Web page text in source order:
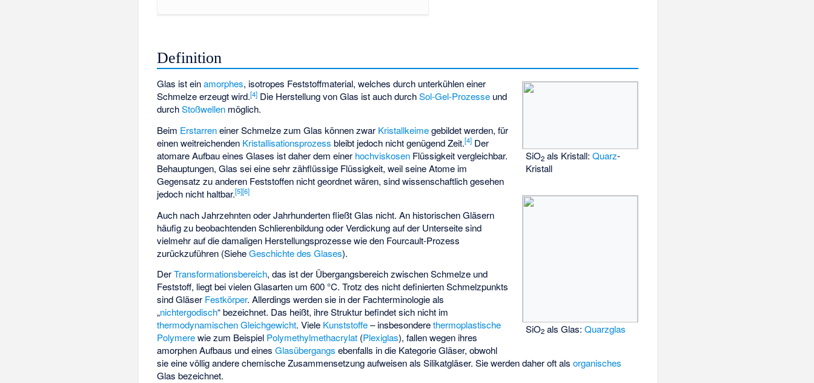
Definition
SiO2 als Kristall:Quarz-
Kristall
SiO2 als Glas:Quarzglas
Glas ist einamorphes, isotropes Feststoffmaterial, welches durch unterkühlen einer
Schmelzeerzeugt wird.[4] Die Herstellung von Glas ist auch durchSol-Gel-Prozesse und
durchStoßwellen möglich.
Beim Erstarreneiner Schmelze zum Glas können zwar Kristallkeimegebildet werden, für
einen weitreichenden Kristallisationsprozess bleibt jedoch nicht genügend Zeit.[4] Der
atomare Aufbau eines Glases ist daher dem einer hochviskosen Flüssigkeit vergleichbar.
Behauptungen, Glas sei eine sehr zähflüssige Flüssigkeit, weil seine Atome im
Gegensatz zu anderen Feststoffen nicht geordnet wären, sind wissenschaftlich gesehen
jedoch nicht haltbar.[5][6]
Auch nach Jahrzehnten oder Jahrhunderten fließt Glas nicht. An historischen Gläsern
häufig zu beobachtenden Schlierenbildung oder Verdickung auf der Unterseite sind
vielmehr auf die damaligen Herstellungsprozesse wie den Fourcault-Prozess
zurückzuführen (SieheGeschichte des Glases).
DerTransformationsbereich, das ist der Übergangsbereich zwischen Schmelze und
Feststoff, liegt bei vielen Glasarten um 600 °C. Trotz des nicht definierten Schmelzpunkts
sind Gläser Festkörper. Allerdings werden sie in der Fachterminologie als
„nichtergodisch“ bezeichnet. Das heißt, ihre Struktur befindet sich nicht im
thermodynamischen Gleichgewicht. Viele Kunststoffe– insbesonderethermoplastische
Polymerewie zum Beispiel Polymethylmethacrylat (Plexiglas), fallen wegen ihres
amorphen Aufbaus und einesGlasübergangs ebenfalls in die Kategorie Gläser, obwohl
sie eine völlig andere chemische Zusammensetzung aufweisen als Silikatgläser. Sie werden daher oft alsorganisches
Glas bezeichnet.